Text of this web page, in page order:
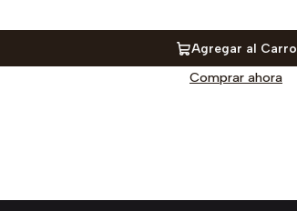
Agregar al Carro
Comprar ahora